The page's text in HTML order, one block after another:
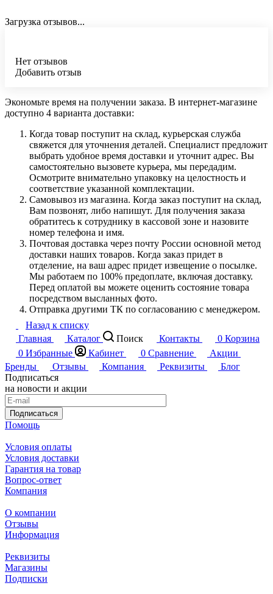
Загрузка отзывов...
Нет отзывов
Добавить отзыв
Экономьте время на получении заказа. В интернет-магазине
доступно 4 варианта доставки:
Когда товар поступит на склад, курьерская служба
свяжется для уточнения деталей. Специалист предложит
выбрать удобное время доставки и уточнит адрес. Вы
самостоятельно вызовете курьера, мы передадим.
Осмотрите внимательно упаковку на целостность и
соответствие указанной комплектации.
Самовывоз из магазина. Когда заказ поступит на склад,
Вам позвонят, либо напишут. Для получения заказа
обратитесь к сотруднику в кассовой зоне и назовите
номер телефона и имя.
Почтовая доставка через почту России основной метод
доставки наших товаров. Когда заказ придет в
отделение, на ваш адрес придет извещение о посылке.
Мы работаем по 100% предоплате, включая доставку.
Перед оплатой вы можете оценить состояние товара
посредством высланных фото.
Отправка другими ТК по согласованию с менеджером.
Назад к списку
Главная
Каталог Поиск Контакты 0 Корзина
0 Избранные Кабинет 0 Сравнение
Акции
Бренды
Отзывы Компания Реквизиты
Блог
Подписаться
на новости и акции
Подписаться
Помощь
Условия оплаты
Условия доставки
Гарантия на товар
Вопрос-ответ
Компания
О компании
Отзывы
Информация
Реквизиты
Магазины
Подписки